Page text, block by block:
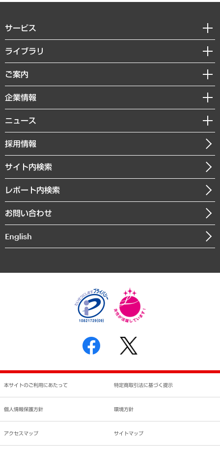
サービス
経営戦略
組織・人事戦略
デジタルイノベーション
共生・ダイバーシティ
GRC（ガバナンス・リスク・コンプライアンス）・防災（政策）
経済・産業・雇用・労働
まちづくり・観光・交通・スポーツ・スマートシティ
自然資源・農林水産業・食料システム
ライブラリ
経済調査
レポート
コラム
経営用語集
受託・受注実績（官公庁関連）
メディア掲載・出演
ご案内
セミナー・イベント情報
MUFGビジネスセミナー
受託案件情報
企業情報
私たちの想い
社長メッセージ
会社概要
沿革
組織図・本部部室紹介
インドネシア現地法人
個人情報保護方針
反社会的勢力に対する基本方針
書面による個人情報の開示等の請求の手続きについて
ニュース
ニュースリリース
お知らせ
採用情報
サイト内検索
レポート内検索
お問い合わせ
English
本サイトのご利用にあたって 特定商取引法に基づく提示
個人情報保護方針 環境方針
アクセスマップ サイトマップ